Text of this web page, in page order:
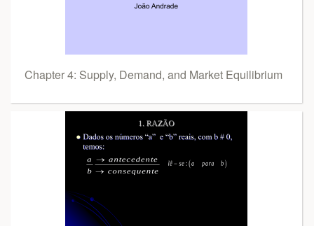
Chapter 4: Supply, Demand, and Market Equilibrium